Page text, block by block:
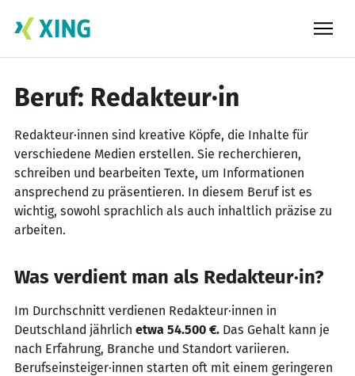
Beruf: Redakteur·in
Redakteur·innen sind kreative Köpfe, die Inhalte für
verschiedene Medien erstellen. Sie recherchieren,
schreiben und bearbeiten Texte, um Informationen
ansprechend zu präsentieren. In diesem Beruf ist es
wichtig, sowohl sprachlich als auch inhaltlich präzise zu
arbeiten.
Was verdient man als Redakteur·in?
Im Durchschnitt verdienen Redakteur·innen in
Deutschland jährlich etwa 54.500 €. Das Gehalt kann je
nach Erfahrung, Branche und Standort variieren.
Berufseinsteiger·innen starten oft mit einem geringeren